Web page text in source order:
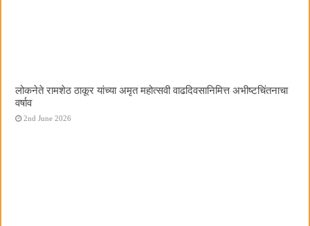
लोकनेते रामशेठ ठाकूर यांच्या अमृत महोत्सवी वाढदिवसानिमित्त अभीष्टचिंतनाचा
वर्षाव
2nd June 2026